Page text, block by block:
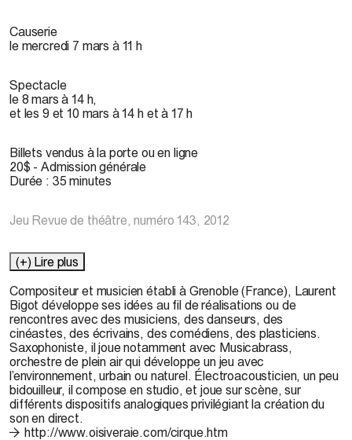
Causerie
le mercredi 7 mars à 11 h
Spectacle
le 8 mars à 14 h,
et les 9 et 10 mars à 14 h et à 17 h
Billets vendus à la porte ou en ligne
20$ - Admission générale
Durée : 35 minutes
Jeu Revue de théâtre, numéro 143, 2012
(+) Lire plus
Compositeur et musicien établi à Grenoble (France), Laurent
Bigot développe ses idées au fil de réalisations ou de
rencontres avec des musiciens, des danseurs, des
cinéastes, des écrivains, des comédiens, des plasticiens.
Saxophoniste, il joue notamment avec Musicabrass,
orchestre de plein air qui développe un jeu avec
l’environnement, urbain ou naturel. Électroacousticien, un peu
bidouilleur, il compose en studio, et joue sur scène, sur
différents dispositifs analogiques privilégiant la création du
son en direct.
http://www.oisiveraie.com/cirque.htm